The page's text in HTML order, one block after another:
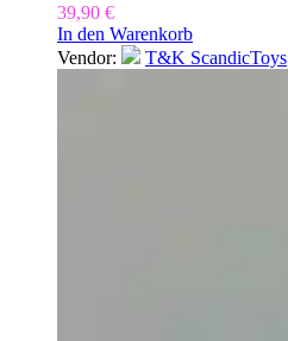
39,90 €
In den Warenkorb
Vendor:
T&K ScandicToys